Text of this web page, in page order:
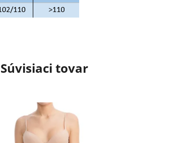
Súvisiaci tovar